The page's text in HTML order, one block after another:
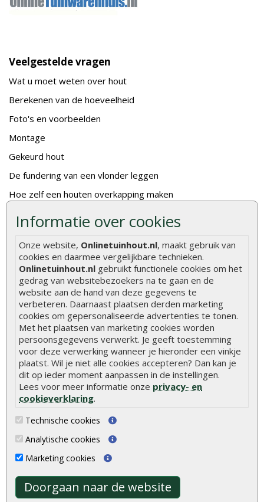
Informatie over cookies
Onze website, Onlinetuinhout.nl, maakt gebruik van
cookies en daarmee vergelijkbare technieken.
Onlinetuinhout.nl gebruikt functionele cookies om het
gedrag van websitebezoekers na te gaan en de
website aan de hand van deze gegevens te
verbeteren. Daarnaast plaatsen derden marketing
cookies om gepersonaliseerde advertenties te tonen.
Met het plaatsen van marketing cookies worden
persoonsgegevens verwerkt. Je geeft toestemming
voor deze verwerking wanneer je hieronder een vinkje
plaatst. Wil je niet alle cookies accepteren? Dan kan je
dit op ieder moment aanpassen in de instellingen.
Lees voor meer informatie onze privacy- en
cookieverklaring.
Technische cookies
Analytische cookies
Marketing cookies
Doorgaan naar de website
Veelgestelde vragen
Wat u moet weten over hout
Berekenen van de hoeveelheid
Foto's en voorbeelden
Montage
Gekeurd hout
De fundering van een vlonder leggen
Hoe zelf een houten overkapping maken
Hoe zelf een vlonder leggen
Hoe schutting plaatsen
De 9 beste tuinschermen van Onlinetuinhout.nl
Stijlvolle houtsoorten voor in de tuin
Duurzame tuin
Welke palen voor een schapenhek
Alle populaire categorieën
Tuinhout
Schutting
Vlonderplanken
Tuinpalen
Tuinhekken
Tuinhuizen
Blokhutten
Tuindeuren
Schuttingplanken
Steigerplanken
Rabatdelen
Aanbiedingen